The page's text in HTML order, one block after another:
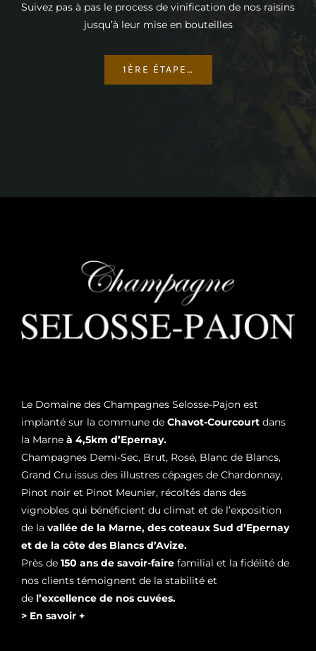
Suivez pas à pas le process de vinification de nos raisins
jusqu’à leur mise en bouteilles
1ÈRE ÉTAPE…
Le Domaine des Champagnes Selosse-Pajon est
implanté sur la commune de Chavot-Courcourtdans
la Marne à 4,5km d’Epernay.
Champagnes Demi-Sec, Brut, Rosé, Blanc de Blancs,
Grand Cru issus des illustres cépages de Chardonnay,
Pinot noir et Pinot Meunier, récoltés dans des
vignobles qui bénéficient du climat et de l’exposition
de la vallée de la Marne, des coteaux Sud d’Epernay
et de la côte des Blancs d’Avize.
Près de 150 ans de savoir-fairefamilial et la fidélité de
nos clients témoignent de la stabilité et
de l’excellence de nos cuvées.
> En savoir +